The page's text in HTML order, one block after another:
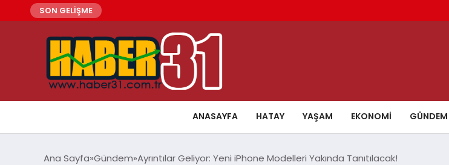
SON GELİŞME
ANASAYFA HATAY YAŞAM EKONOMI GÜNDEM
Ana Sayfa Gündem Ayrıntılar Geliyor: Yeni iPhone Modelleri Yakında Tanıtılacak!